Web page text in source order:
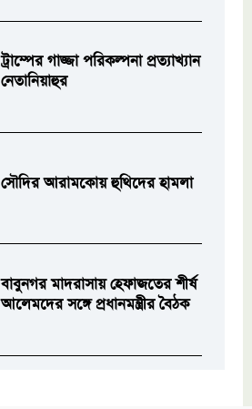
ট্রাম্পের গাজ্জা পরিকল্পনা প্রত্যাখ্যান
নেতানিয়াহুর
সৌদির আরামকোয় হুথিদের হামলা
বাবুনগর মাদরাসায় হেফাজতের শীর্ষ
আলেমদের সঙ্গে প্রধানমন্ত্রীর বৈঠক